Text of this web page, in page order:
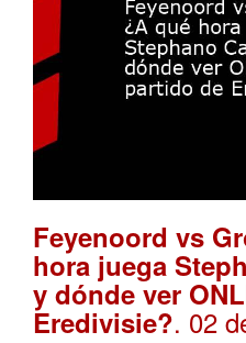
Feyenoord vs
hora juega
y dónde ver
Eredivisie?. 02